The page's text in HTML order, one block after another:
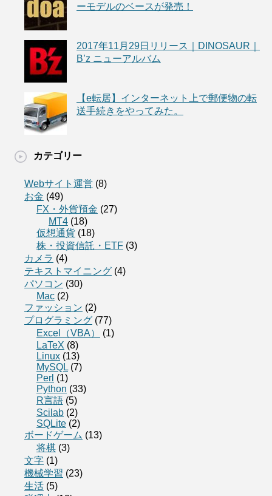
ーモデルのベースが発売！
2017年11月29日リリース｜DINOSAUR｜
B’z ニューアルバム
【e転居】インターネット上で郵便物の転
送手続きをやってみた。
カテゴリー
Webサイト運営 (8)
お金 (49)
FX・外貨預金 (27)
MT4 (18)
仮想通貨 (18)
株・投資信託・ETF (3)
カメラ (4)
テキストマイニング (4)
パソコン (30)
Mac (2)
ファッション (2)
プログラミング (77)
Excel（VBA）
(1)
LaTeX (8)
Linux (13)
MySQL (7)
Perl (1)
Python (33)
R言語 (5)
Scilab (2)
SQLite (2)
ボードゲーム (13)
将棋 (3)
文字 (1)
機械学習 (23)
生活 (5)